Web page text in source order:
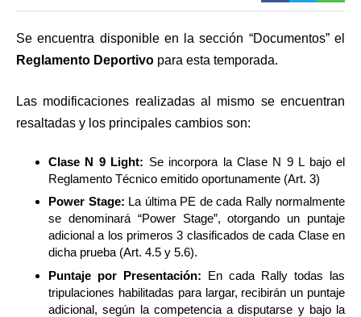
Se encuentra disponible en la sección “Documentos” el
Reglamento Deportivo para esta temporada.
Las modificaciones realizadas al mismo se encuentran
resaltadas y los principales cambios son:
Clase N 9 Light: Se incorpora la Clase N 9 L bajo el
Reglamento Técnico emitido oportunamente (Art. 3)
Power Stage: La última PE de cada Rally normalmente
se denominará “Power Stage”, otorgando un puntaje
adicional a los primeros 3 clasificados de cada Clase en
dicha prueba (Art. 4.5 y 5.6).
Puntaje por Presentación: En cada Rally todas las
tripulaciones habilitadas para largar, recibirán un puntaje
adicional, según la competencia a disputarse y bajo la